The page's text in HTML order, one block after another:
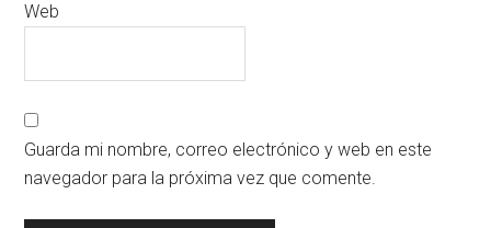
Web
Guarda mi nombre, correo electrónico y web en este
navegador para la próxima vez que comente.